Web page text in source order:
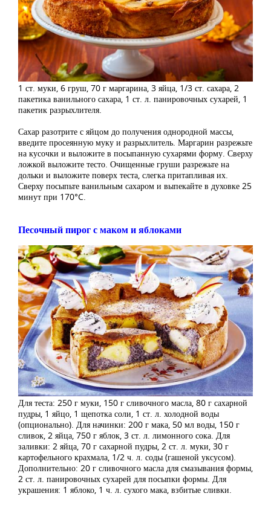
1 ст. муки, 6 груш, 70 г маргарина, 3 яйца, 1/3 ст. сахара, 2
пакетика ванильного сахара, 1 ст. л. панировочных сухарей, 1
пакетик разрыхлителя.
Сахар разотрите с яйцом до получения однородной массы,
введите просеянную муку и разрыхлитель. Маргарин разрежьте
на кусочки и выложите в посыпанную сухарями форму. Сверху
ложкой выложите тесто. Очищенные груши разрежьте на
дольки и выложите поверх теста, слегка притапливая их.
Сверху посыпьте ванильным сахаром и выпекайте в духовке 25
минут при 170°C.
Песочный пирог с маком и яблоками
Для теста: 250 г муки, 150 г сливочного масла, 80 г сахарной
пудры, 1 яйцо, 1 щепотка соли, 1 ст. л. холодной воды
(опционально). Для начинки: 200 г мака, 50 мл воды, 150 г
сливок, 2 яйца, 750 г яблок, 3 ст. л. лимонного сока. Для
заливки: 2 яйца, 70 г сахарной пудры, 2 ст. л. муки, 30 г
картофельного крахмала, 1/2 ч. л. соды (гашеной уксусом).
Дополнительно: 20 г сливочного масла для смазывания формы,
2 ст. л. панировочных сухарей для посыпки формы. Для
украшения: 1 яблоко, 1 ч. л. сухого мака, взбитые сливки.